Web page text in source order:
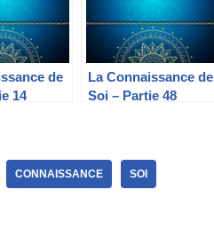
de
14
La Connaissance de
Soi – Partie 48
CONNAISSANCE SOI